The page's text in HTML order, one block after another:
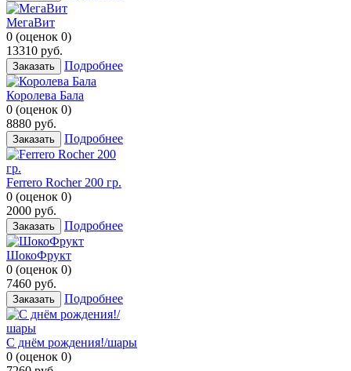
МегаВит
0 (оценок 0)
13310 руб.
Заказать Подробнее
Королева Бала
0 (оценок 0)
8880 руб.
Заказать Подробнее
Ferrero Rocher 200 гр.
0 (оценок 0)
2000 руб.
Заказать Подробнее
ШокоФрукт
0 (оценок 0)
7460 руб.
Заказать Подробнее
С днём рождения!/шары
0 (оценок 0)